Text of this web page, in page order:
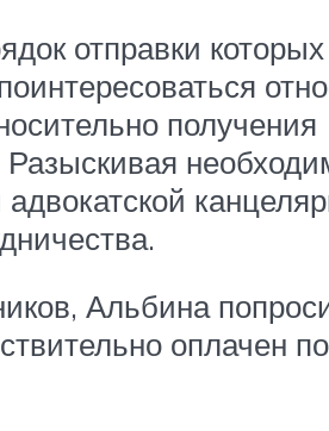
отправки которых
получения
Альбина
оплачен